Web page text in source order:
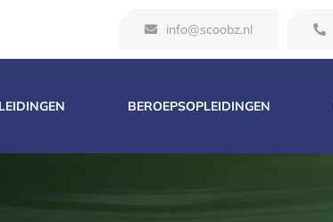
info@scoobz.nl
BEROEPSOPLEIDINGEN